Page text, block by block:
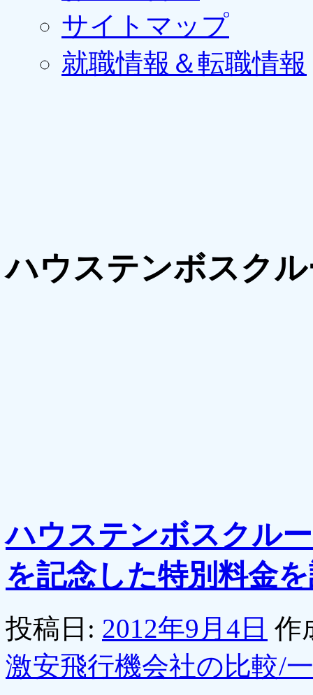
サイトマップ
就職情報＆転職情報
ハウステンボスク
ハウステンボスクル
を記念した特別料金
投稿日: 2012年9月4日 作
激安飛行機会社の比較/